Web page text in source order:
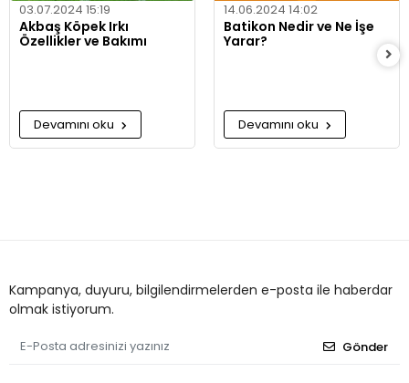
03.07.2024 15:19
Akbaş Köpek Irkı
Özellikler ve Bakımı
Devamını oku
14.06.2024 14:02
Batikon Nedir ve Ne İşe
Yarar?
Devamını oku
Kampanya, duyuru, bilgilendirmelerden e-posta ile haberdar
olmak istiyorum.
Gönder